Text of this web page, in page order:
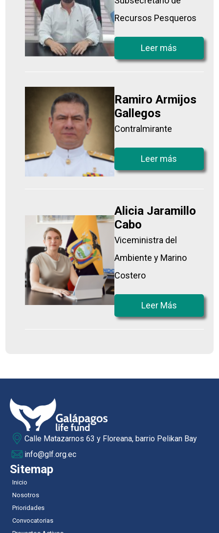
Recursos Pesqueros
Leer más
Ramiro Armijos
Gallegos
Contralmirante
Leer más
Alicia Jaramillo
Cabo
Viceministra del
Ambiente y Marino
Costero
Leer Más
Calle Matazarnos 63 y Floreana, barrio Pelikan Bay
info@glf.org.ec
Sitemap
Inicio
Nosotros
Prioridades
Convocatorias